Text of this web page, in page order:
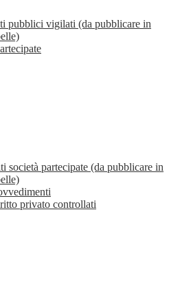
pubblici vigilati (da pubblicare in
società partecipate (da pubblicare in
privato controllati